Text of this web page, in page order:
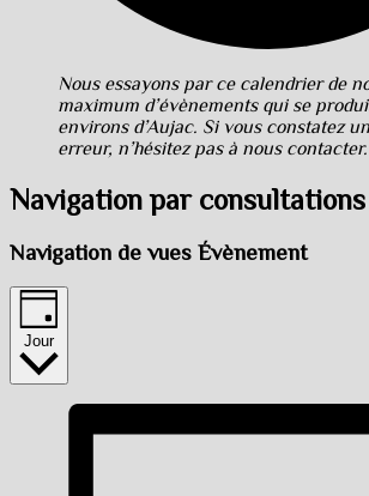
Nous essayons par ce calendrier de
maximum d’évènements qui se
environs d’Aujac. Si vous constatez
erreur, n’hésitez pas à nous contacter.
Navigation par consultations
Navigation de vues Évènement
Jour